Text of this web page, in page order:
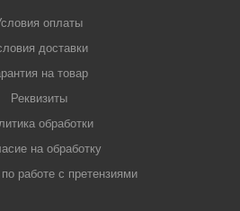
оплаты
доставки
на товар
Реквизиты
обработки
на обработку
работе с претензиями